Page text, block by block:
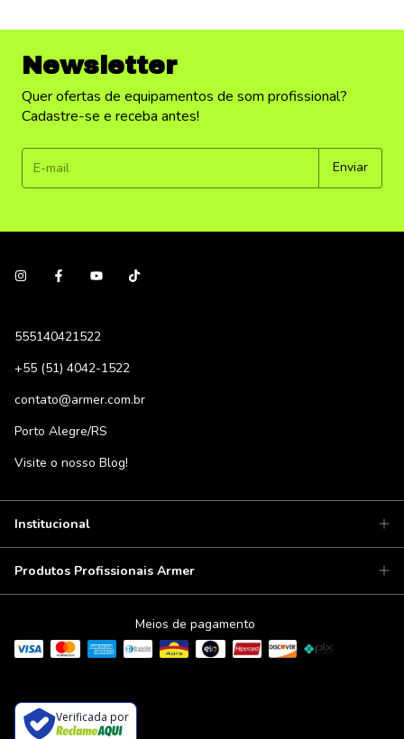
Newsletter
Quer ofertas de equipamentos de som profissional?
Cadastre-se e receba antes!
555140421522
+55 (51) 4042-1522
contato@armer.com.br
Porto Alegre/RS
Visite o nosso Blog!
Institucional
Produtos Profissionais Armer
Meios de pagamento
Verificada por